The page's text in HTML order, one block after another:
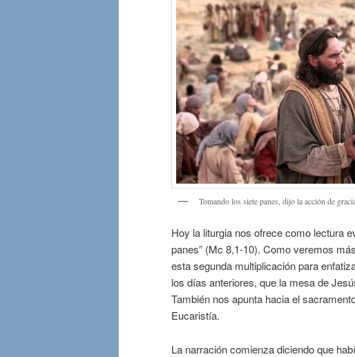
Tomando los siete panes, dijo la acción de
Hoy la liturgia nos ofrece como lectura
panes” (Mc 8,1-10). Como veremos
esta segunda multiplicación para
los días anteriores, que la mesa de
También nos apunta hacia el
Eucaristía.
La narración comienza diciendo que